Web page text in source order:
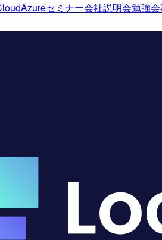
Azureセミナー会社説明会勉強会